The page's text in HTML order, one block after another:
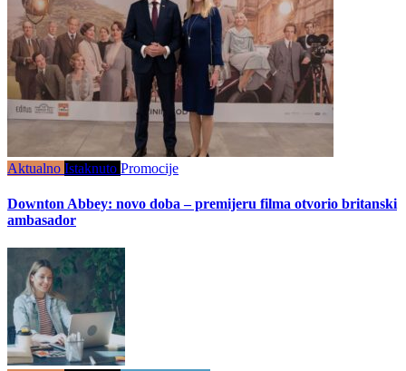
Aktualno Istaknuto Promocije
Downton Abbey: novo doba – premijeru filma otvorio britanski
ambasador